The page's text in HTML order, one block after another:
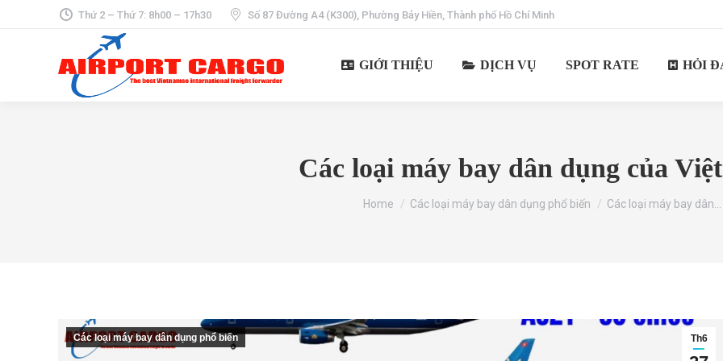
Thứ 2 – Thứ 7: 8h00 – 17h30 Số 87 Đường A4 (K300), Phường Bảy Hiền, Thành phố Hồ Chí Minh
GIỚI THIỆU DỊCH VỤ SPOT RATE HỎI
Các loại máy bay dân dụng của
You are here:
Home Các loại máy bay dân dụng phổ biến Các loại máy bay dân…
Th6
Các loại máy bay dân dụng phổ biến